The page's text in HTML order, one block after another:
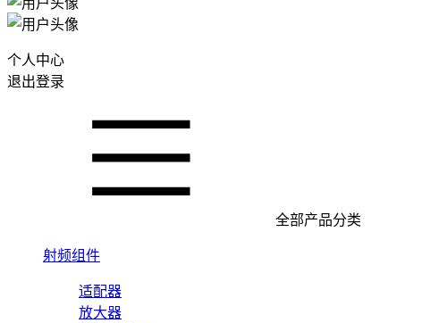
个人中心
退出登录
全部产品分类
射频组件
适配器
放大器